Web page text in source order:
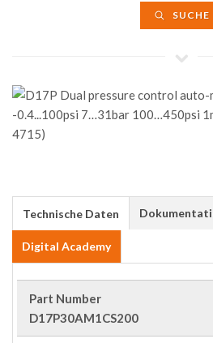
SUCHE
Technische Daten
Digital Academy
Part Number
D17P30AM1CS200